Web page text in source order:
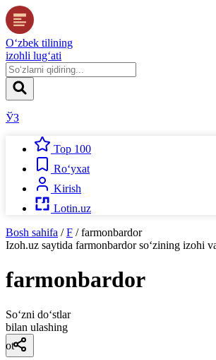
O‘zbek tilining
izohli lug‘ati
ЎЗ
Top 100
Ro‘yxat
Kirish
Lotin.uz
Bosh sahifa / F / farmonbardor
Izoh.uz saytida farmonbardorso‘zining izohi
farmonbardor
So‘zni do‘stlar
bilan ulashing
ot